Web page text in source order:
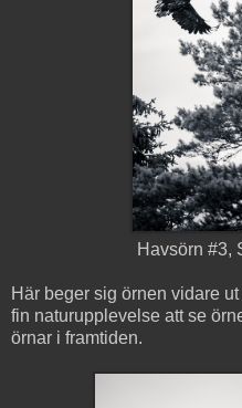
Havsörn #3,
Här beger sig örnen vidare
fin naturupplevelse att se
örnar i framtiden.